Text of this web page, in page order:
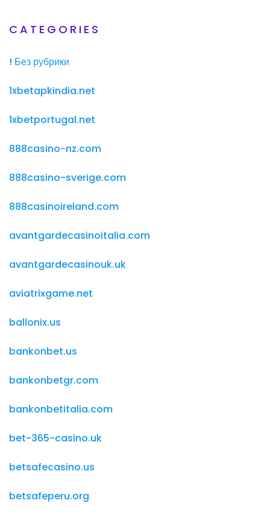
CATEGORIES
! Без рубрики
1xbetapkindia.net
1xbetportugal.net
888casino-nz.com
888casino-sverige.com
888casinoireland.com
avantgardecasinoitalia.com
avantgardecasinouk.uk
aviatrixgame.net
ballonix.us
bankonbet.us
bankonbetgr.com
bankonbetitalia.com
bet-365-casino.uk
betsafecasino.us
betsafeperu.org